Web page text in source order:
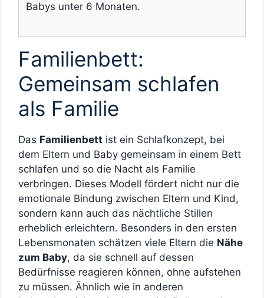
Babys unter 6 Monaten.
Familienbett:
Gemeinsam schlafen
als Familie
Das Familienbett ist ein Schlafkonzept, bei
dem Eltern und Baby gemeinsam in einem Bett
schlafen und so die Nacht als Familie
verbringen. Dieses Modell fördert nicht nur die
emotionale Bindung zwischen Eltern und Kind,
sondern kann auch das nächtliche Stillen
erheblich erleichtern. Besonders in den ersten
Lebensmonaten schätzen viele Eltern die Nähe
zum Baby, da sie schnell auf dessen
Bedürfnisse reagieren können, ohne aufstehen
zu müssen. Ähnlich wie in anderen